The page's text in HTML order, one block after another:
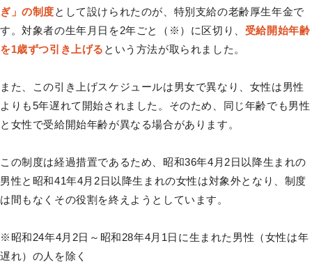
ぎ」の制度として設けられたのが、特別支給の老齢厚生年金で
す。対象者の生年月日を2年ごと（※）に区切り、 受給開始年齢
を1歳ずつ引き上げる という方法が取られました。
また、この引き上げスケジュールは男女で異なり、女性は男性
よりも5年遅れて開始されました。そのため、同じ年齢でも男性
と女性で受給開始年齢が異なる場合があります。
この制度は経過措置であるため、昭和36年4月2日以降生まれの
男性と昭和41年4月2日以降生まれの女性は対象外となり、制度
は間もなくその役割を終えようとしています。
※昭和24年4月2日～昭和28年4月1日に生まれた男性（女性は年
遅れ）の人を除く